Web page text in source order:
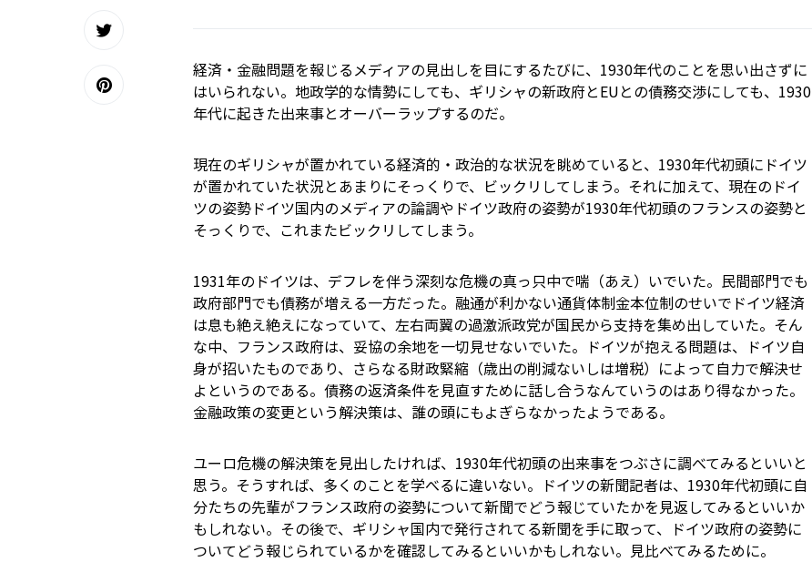
経済・金融問題を報じるメディアの見出しを目にするたびに、1930年代のことを思い出さずに
はいられない。地政学的な情勢にしても、ギリシャの新政府とEUとの債務交渉にしても、1930
年代に起きた出来事とオーバーラップするのだ。
現在のギリシャが置かれている経済的・政治的な状況を眺めていると、1930年代初頭にドイツ
が置かれていた状況とあまりにそっくりで、ビックリしてしまう。それに加えて、現在のドイ
ツの姿勢――ドイツ国内のメディアの論調やドイツ政府の姿勢――が1930年代初頭のフランスの姿勢と
そっくりで、これまたビックリしてしまう。
1931年のドイツは、デフレを伴う深刻な危機の真っ只中で喘（あえ）いでいた。民間部門でも
政府部門でも債務が増える一方だった。融通が利かない通貨体制――金本位制――のせいでドイツ経済
は息も絶え絶えになっていて、左右両翼の過激派政党が国民から支持を集め出していた。そん
な中、フランス政府は、妥協の余地を一切見せないでいた。ドイツが抱える問題は、ドイツ自
身が招いたものであり、さらなる財政緊縮（歳出の削減ないしは増税）によって自力で解決せ
よというのである。債務の返済条件を見直すために話し合うなんていうのはあり得なかった。
金融政策の変更という解決策は、誰の頭にもよぎらなかったようである。
ユーロ危機の解決策を見出したければ、1930年代初頭の出来事をつぶさに調べてみるといいと
思う。そうすれば、多くのことを学べるに違いない。ドイツの新聞記者は、1930年代初頭に自
分たちの先輩がフランス政府の姿勢について新聞でどう報じていたかを見返してみるといいか
もしれない。その後で、ギリシャ国内で発行されてる新聞を手に取って、ドイツ政府の姿勢に
ついてどう報じられているかを確認してみるといいかもしれない。見比べてみるために。